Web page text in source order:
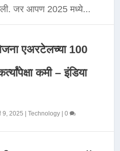
जर आपण 2025 मध्ये...
एअरटेलच्या 100
कमी – इंडिया
9, 2025 |Technology |0